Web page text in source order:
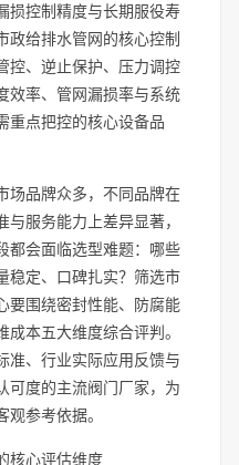
损控制精度与长期服役寿
政给排水管网的核心控制
控、逆止保护、压力调控
效率、管网漏损率与系统
重点把控的核心设备品
场品牌众多，不同品牌在
服务能力上差异显著，
都会面临选型难题：哪些
稳定、口碑扎实？筛选市
要围绕密封性能、防腐能
本五大维度综合评判。
准、行业实际应用反馈与
可度的主流阀门厂家，为
参考依据。
核心评估维度